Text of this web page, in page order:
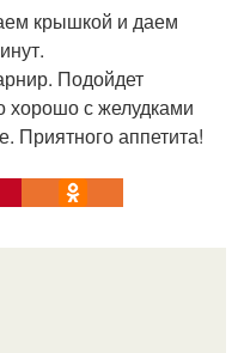
крышкой и даем
Подойдет
хорошо с желудками
Приятного аппетита!